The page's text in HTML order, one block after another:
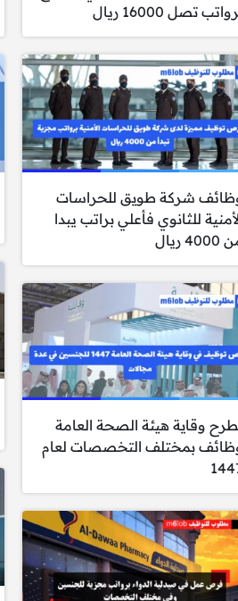
تصل 16000 ريال
شركة طويق للحراسات
للثانوي فأعلي براتب يبدا
ريال
وقاية هيئة الصحة العامة
بمختلف التخصصات لعام